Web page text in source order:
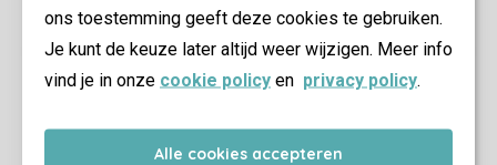
ons toestemming geeft deze cookies te gebruiken.
Je kunt de keuze later altijd weer wijzigen. Meer info
vind je in onze cookie policy en privacy policy.
Alle cookies accepteren